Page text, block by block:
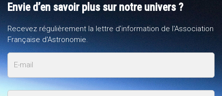
Envie d’en savoir plus sur notre univers ?
Recevez régulièrement la lettre d'information de l'Association
Française d'Astronomie.